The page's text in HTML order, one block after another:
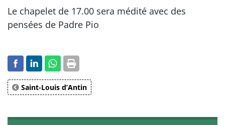
Le chapelet de 17.00 sera médité avec des
pensées de Padre Pio
Saint-Louis d’Antin